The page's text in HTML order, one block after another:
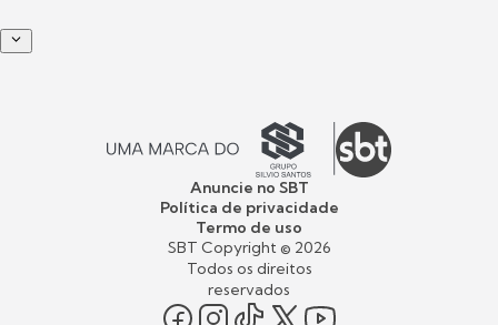
Anuncie no SBT
Política de privacidade
Termo de uso
SBT Copyright © 2026
Todos os direitos
reservados